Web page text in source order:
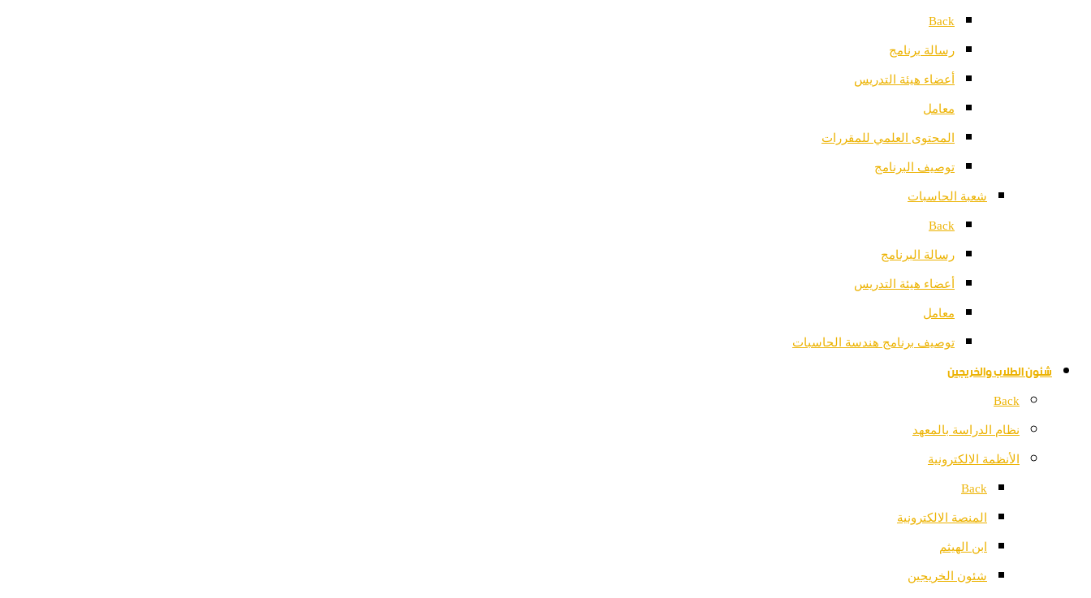
Back
رسالة برنامج
أعضاء هيئة التدريس
معامل
المحتوى العلمي للمقررات
توصيف البرنامج
شعبة الحاسبات
Back
رسالة البرنامج
أعضاء هيئة التدريس
معامل
توصيف برنامج هندسة الحاسبات
شئون الطلاب والخريجين
Back
نظام الدراسة بالمعهد
الأنظمة الالكترونية
Back
المنصة الالكترونية
ابن الهيثم
شئون الخريجين